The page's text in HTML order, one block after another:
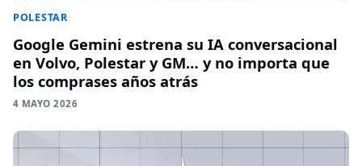
POLESTAR
Google Gemini estrena su IA conversacional
en Volvo, Polestar y GM… y no importa que
los comprases años atrás
4 MAYO 2026